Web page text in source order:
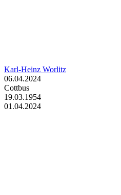
Karl-Heinz Worlitz
06.04.2024
Cottbus
19.03.1954
01.04.2024